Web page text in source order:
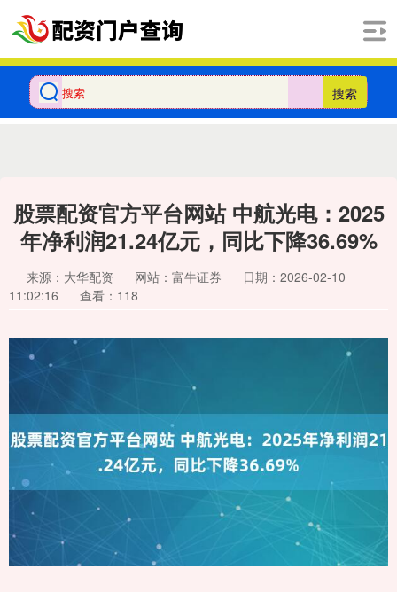
搜索
股票配资官方平台网站 中航光电：2025
年净利润21.24亿元，同比下降36.69%
来源：大华配资 网站：富牛证券
日期：2026-02-10
11:02:16
查看：118